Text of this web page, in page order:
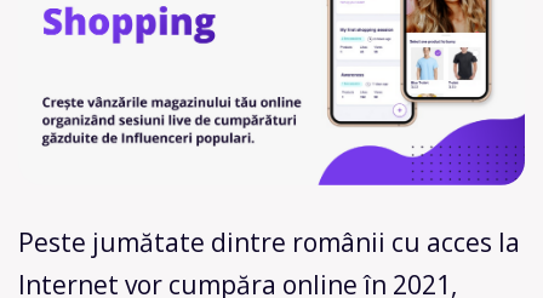
Peste jumătate dintre românii cu acces la
Internet vor cumpăra online în 2021,